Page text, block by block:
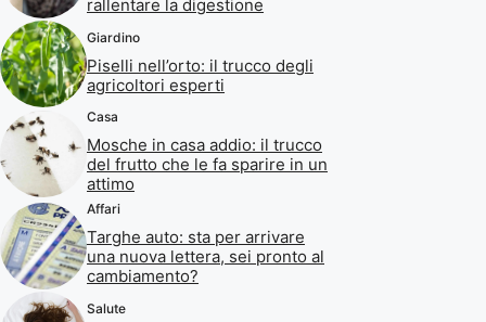
rallentare la digestione
Giardino
Piselli nell’orto: il trucco degli
agricoltori esperti
Casa
Mosche in casa addio: il trucco
del frutto che le fa sparire in un
attimo
Affari
Targhe auto: sta per arrivare
una nuova lettera, sei pronto al
cambiamento?
Salute